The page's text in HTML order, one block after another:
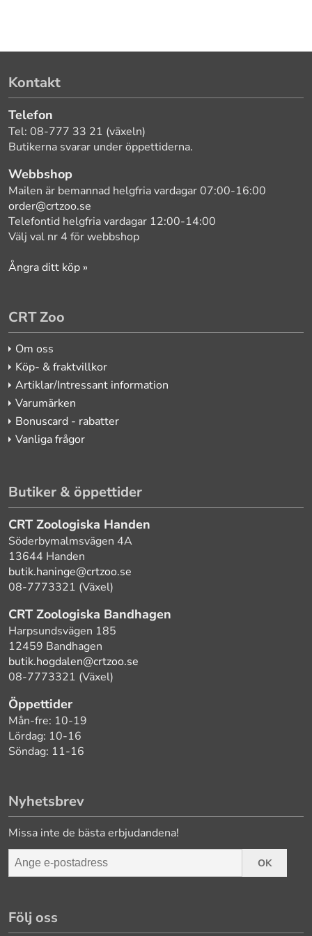
Kontakt
Telefon
Tel: 08-777 33 21 (växeln)
Butikerna svarar under öppettiderna.
Webbshop
Mailen är bemannad helgfria vardagar 07:00-16:00
order@crtzoo.se
Telefontid helgfria vardagar 12:00-14:00
Välj val nr 4 för webbshop
Ångra ditt köp »
CRT Zoo
Om oss
Köp- & fraktvillkor
Artiklar/Intressant information
Varumärken
Bonuscard - rabatter
Vanliga frågor
Butiker & öppettider
CRT Zoologiska Handen
Söderbymalmsvägen 4A
13644 Handen
butik.haninge@crtzoo.se
08-7773321 (Växel)
CRT Zoologiska Bandhagen
Harpsundsvägen 185
12459 Bandhagen
butik.hogdalen@crtzoo.se
08-7773321 (Växel)
Öppettider
Mån-fre: 10-19
Lördag: 10-16
Söndag: 11-16
Nyhetsbrev
Missa inte de bästa erbjudandena!
OK
Följ oss